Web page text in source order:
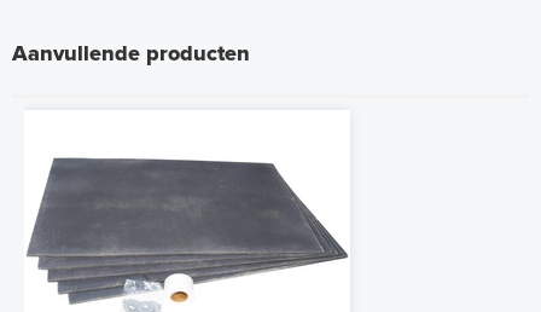
Aanvullende producten